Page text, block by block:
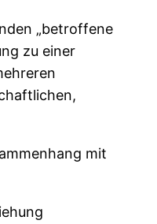
„betroffene
zu einer
mit